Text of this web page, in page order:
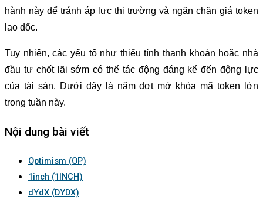
hành này để tránh áp lực thị trường và ngăn chặn giá token
lao dốc.
Tuy nhiên, các yếu tố như thiếu tính thanh khoản hoặc nhà
đầu tư chốt lãi sớm có thể tác động đáng kể đến động lực
của tài sản. Dưới đây là năm đợt mở khóa mã token lớn
trong tuần này.
Nội dung bài viết
Optimism (OP)
1inch (1INCH)
dYdX (DYDX)